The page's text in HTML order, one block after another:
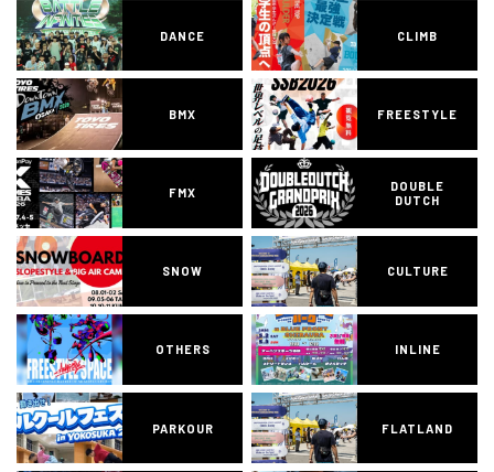
DANCE CLIMB
BMX FREESTYLE
FMX
DOUBLE
DUTCH
SNOW CULTURE
OTHERS INLINE
PARKOUR FLATLAND